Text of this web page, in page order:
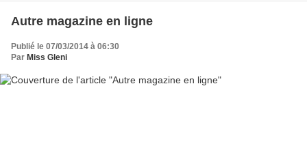
Autre magazine en ligne
Publié le 07/03/2014 à 06:30
Par Miss Gleni